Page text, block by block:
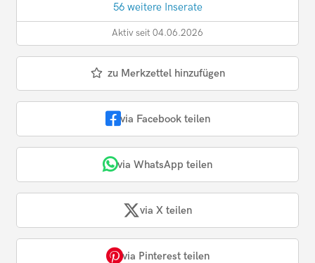
56 weitere Inserate
Aktiv seit 04.06.2026
zu Merkzettel hinzufügen
via Facebook teilen
via WhatsApp teilen
via X teilen
via Pinterest teilen